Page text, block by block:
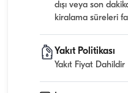
dışı veya son
kiralama süreleri
Yakıt Politikası
Yakıt Fiyat Dahildir